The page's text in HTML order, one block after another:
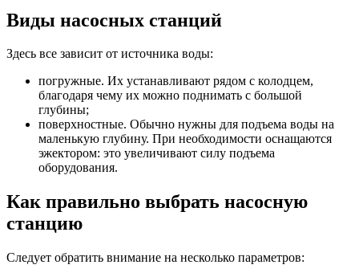
Виды насосных станций
Здесь все зависит от источника воды:
погружные. Их устанавливают рядом с колодцем,
благодаря чему их можно поднимать с большой
глубины;
поверхностные. Обычно нужны для подъема воды на
маленькую глубину. При необходимости оснащаются
эжектором: это увеличивают силу подъема
оборудования.
Как правильно выбрать насосную
станцию
Следует обратить внимание на несколько параметров: